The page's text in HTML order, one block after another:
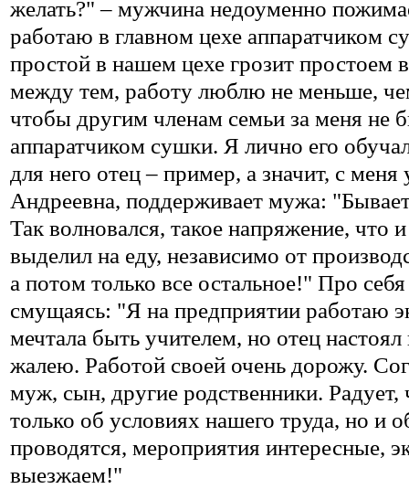
желать?" – мужчина недоуменно
работаю в главном цехе аппаратчиком
простой в нашем цехе грозит простоем
между тем, работу люблю не меньше,
чтобы другим членам семьи за меня не
аппаратчиком сушки. Я лично его
для него отец – пример, а значит, с
Андреевна, поддерживает мужа:
Так волновался, такое напряжение, что
выделил на еду, независимо от
а потом только все остальное!" Про
смущаясь: "Я на предприятии работаю
мечтала быть учителем, но отец
жалею. Работой своей очень дорожу.
муж, сын, другие родственники. Радует,
только об условиях нашего труда, но и
проводятся, мероприятия интересные,
выезжаем!"